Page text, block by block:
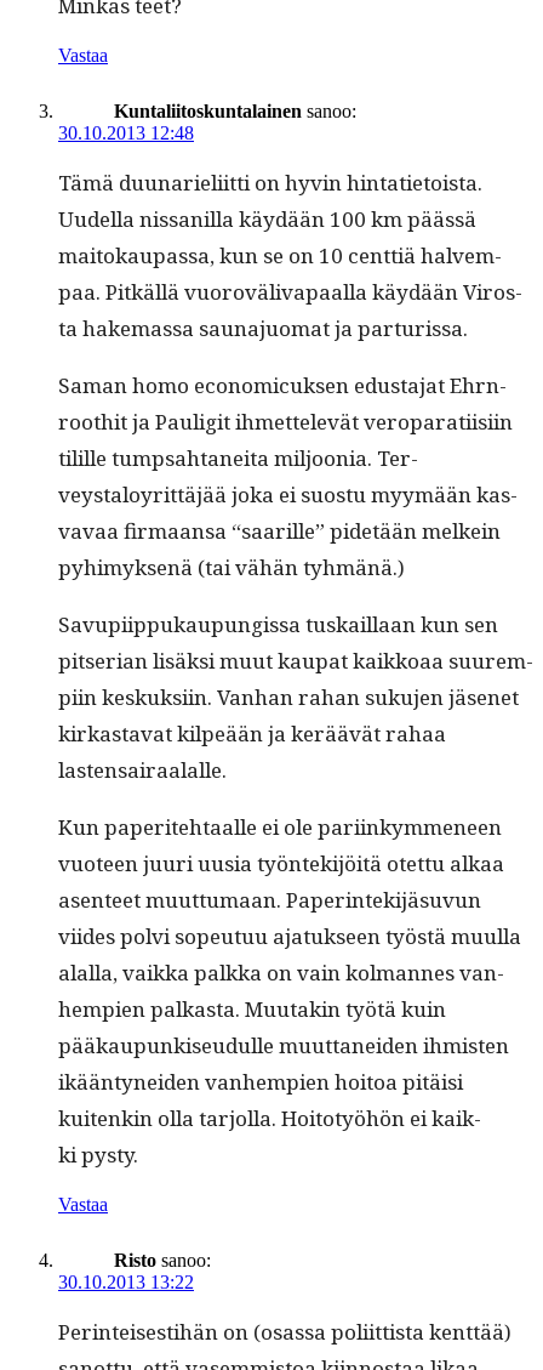
Vastaa
Kuntaliitoskuntalainen sanoo:
30.10.2013 12:48
Tämä duu­nar­ieli­it­ti on hyvin hintatietoista.
Uudel­la nis­sanil­la käy­dään 100 km päässä
maitokau­pas­sa, kun se on 10 cent­tiä halvem­
paa. Pitkäl­lä vuoroväli­va­paal­la käy­dään Viros­
ta hake­mas­sa sauna­juo­mat ja parturissa.
Saman homo eco­nom­icuk­sen edus­ta­jat Ehrn­
rooth­it ja Paulig­it ihmettelevät veroparati­isi­in
tilille tump­sah­tanei­ta miljoo­nia. Ter­
veystaloyrit­täjää joka ei suos­tu myymään kas­
vavaa fir­maansa “saar­ille” pide­tään melkein
pyhimyk­senä (tai vähän tyhmänä.)
Savupi­ip­pukaupungis­sa tuskail­laan kun sen
pit­ser­ian lisäk­si muut kau­pat kaikkoaa suurem­
pi­in keskuk­si­in. Van­han rahan suku­jen jäsenet
kirkas­ta­vat kilpeään ja keräävät rahaa
lastensairaalalle.
Kun paperite­htaalle ei ole pari­inkymme­neen
vuo­teen juuri uusia työn­tek­i­jöitä otet­tu alkaa
asen­teet muut­tumaan. Paper­in­tek­i­jä­su­vun
viides polvi sopeu­tuu ajatuk­seen työstä muul­la
alal­la, vaik­ka palk­ka on vain kol­mannes van­
hempi­en palka­s­ta. Muu­takin työtä kuin
pääkaupunkiseudulle muut­tanei­den ihmis­ten
ikään­tynei­den van­hempi­en hoitoa pitäisi
kuitenkin olla tar­jol­la. Hoito­työhön ei kaik­
ki pysty.
Vastaa
Risto sanoo:
30.10.2013 13:22
Per­in­teis­es­ti­hän on (osas­sa poli­it­tista kent­tää)